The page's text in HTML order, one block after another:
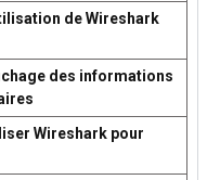
de Wireshark
des informations
Wireshark pour